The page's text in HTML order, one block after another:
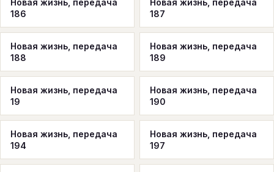
Новая жизнь, передача
186
Новая жизнь, передача
187
Новая жизнь, передача
188
Новая жизнь, передача
189
Новая жизнь, передача
19
Новая жизнь, передача
190
Новая жизнь, передача
194
Новая жизнь, передача
197